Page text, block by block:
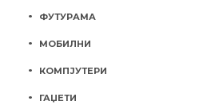
ФУТУРАМА
МОБИЛНИ
КОМПЈУТЕРИ
ГАЏЕТИ